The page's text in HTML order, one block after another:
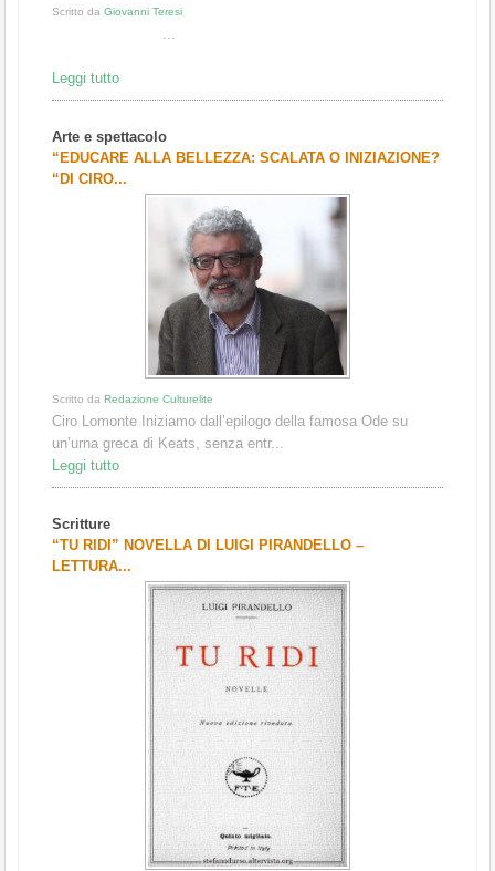
Scritto da Giovanni Teresi
...
Leggi tutto
Arte e spettacolo
“EDUCARE ALLA BELLEZZA: SCALATA O INIZIAZIONE?
“DI CIRO...
Scritto da Redazione Culturelite
Ciro Lomonte Iniziamo dall’epilogo della famosa Ode su
un’urna greca di Keats, senza entr...
Leggi tutto
Scritture
“TU RIDI” NOVELLA DI LUIGI PIRANDELLO –
LETTURA...